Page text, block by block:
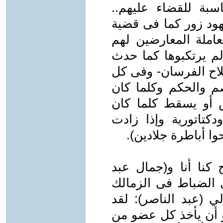
للقضاء عليهم..
زور كما فى قضية
المعارضين لهم
يرتكبوها كما حدث
الفرسان- وفى كل
والحكم وكلما كان
أو يسقط كلما كان
وإذا زادت
أباطرة جلادين).
أنا و(جمال عبد
الضباط فى الزمالك
(عبد الناصر): لقد
أن يأخذ كل عضو من